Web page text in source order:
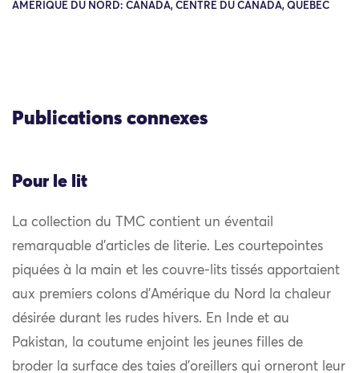
AMÉRIQUE DU NORD: CANADA, CENTRE DU CANADA, QUÉBEC
Publications connexes
Pour le lit
La collection du TMC contient un éventail
remarquable d’articles de literie. Les courtepointes
piquées à la main et les couvre-lits tissés apportaient
aux premiers colons d’Amérique du Nord la chaleur
désirée durant les rudes hivers. En Inde et au
Pakistan, la coutume enjoint les jeunes filles de
broder la surface des taies d’oreillers qui orneront leur